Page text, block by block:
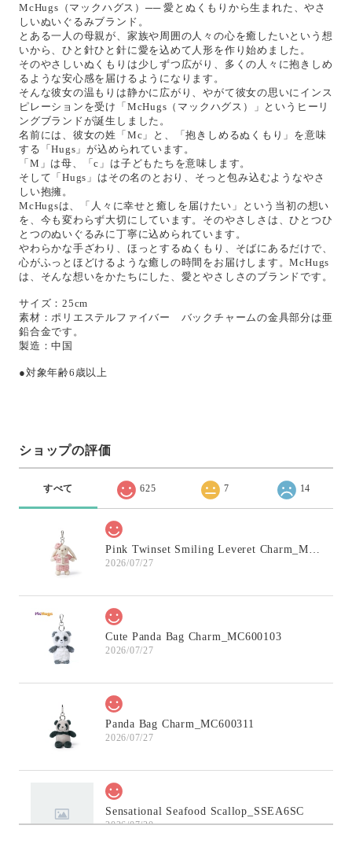
McHugs（マックハグス）── 愛とぬくもりから生まれた、やさ
しいぬいぐるみブランド。
とある一人の母親が、家族や周囲の人々の心を癒したいという想
いから、ひと針ひと針に愛を込めて人形を作り始めました。
そのやさしいぬくもりは少しずつ広がり、多くの人々に抱きしめ
るような安心感を届けるようになります。
そんな彼女の温もりは静かに広がり、やがて彼女の思いにインス
ピレーションを受け「McHugs（マックハグス）」というヒーリ
ングブランドが誕生しました。
名前には、彼女の姓「Mc」と、「抱きしめるぬくもり」を意味
する「Hugs」が込められています。
「M」は母、「c」は子どもたちを意味します。
そして「Hugs」はその名のとおり、そっと包み込むようなやさ
しい抱擁。
McHugsは、「人々に幸せと癒しを届けたい」という当初の想い
を、今も変わらず大切にしています。そのやさしさは、ひとつひ
とつのぬいぐるみに丁寧に込められています。
やわらかな手ざわり、ほっとするぬくもり、そばにあるだけで、
心がふっとほどけるような癒しの時間をお届けします。McHugs
は、そんな想いをかたちにした、愛とやさしさのブランドです。
サイズ：25cm
素材：ポリエステルファイバー バックチャームの金具部分は亜
鉛合金です。
製造：中国
●対象年齢6歳以上
ショップの評価
すべて 625 7 14
Pink Twinset Smiling Leveret Charm_MC600145
2026/07/27
Cute Panda Bag Charm_MC600103
2026/07/27
Panda Bag Charm_MC600311
2026/07/27
Sensational Seafood Scallop_SSEA6SC
2026/07/20